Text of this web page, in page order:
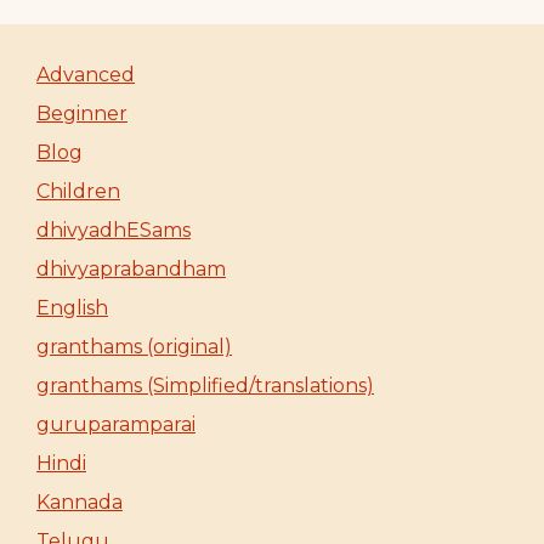
Advanced
Beginner
Blog
Children
dhivyadhESams
dhivyaprabandham
English
granthams (original)
granthams (Simplified/translations)
guruparamparai
Hindi
Kannada